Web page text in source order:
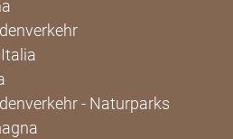
- Naturparks